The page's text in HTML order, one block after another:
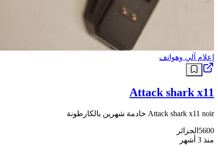
إعلام آلي وهواتف
Attack shark x11
Attack shark x11 noir خادمة شهرين بالكارطونة
5600 الجزائر
منذ 3 أشهر